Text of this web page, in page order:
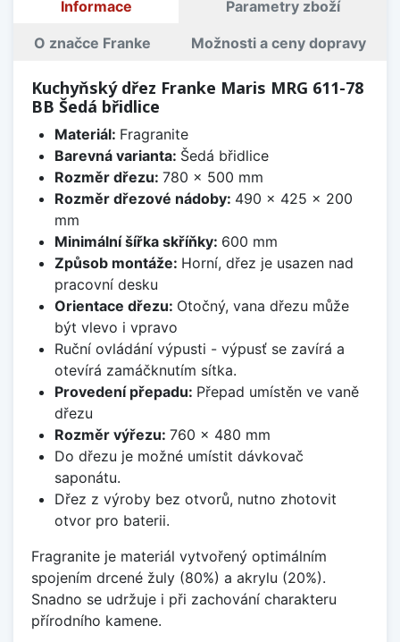
Informace Parametry zboží
O značce Franke Možnosti a ceny dopravy
Kuchyňský dřez Franke Maris MRG 611-78
BB Šedá břidlice
Materiál: Fragranite
Barevná varianta: Šedá břidlice
Rozměr dřezu: 780 x 500 mm
Rozměr dřezové nádoby: 490 x 425 x 200
mm
Minimální šířka skříňky: 600 mm
Způsob montáže: Horní, dřez je usazen nad
pracovní desku
Orientace dřezu: Otočný, vana dřezu může
být vlevo i vpravo
Ruční ovládání výpusti - výpusť se zavírá a
otevírá zamáčknutím sítka.
Provedení přepadu: Přepad umístěn ve vaně
dřezu
Rozměr výřezu: 760 x 480 mm
Do dřezu je možné umístit dávkovač
saponátu.
Dřez z výroby bez otvorů, nutno zhotovit
otvor pro baterii.
Fragranite je materiál vytvořený optimálním
spojením drcené žuly (80%) a akrylu (20%).
Snadno se udržuje i při zachování charakteru
přírodního kamene.